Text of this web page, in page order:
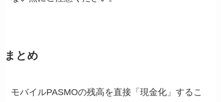
まとめ
モバイルPASMOの残高を直接「現金化」するこ